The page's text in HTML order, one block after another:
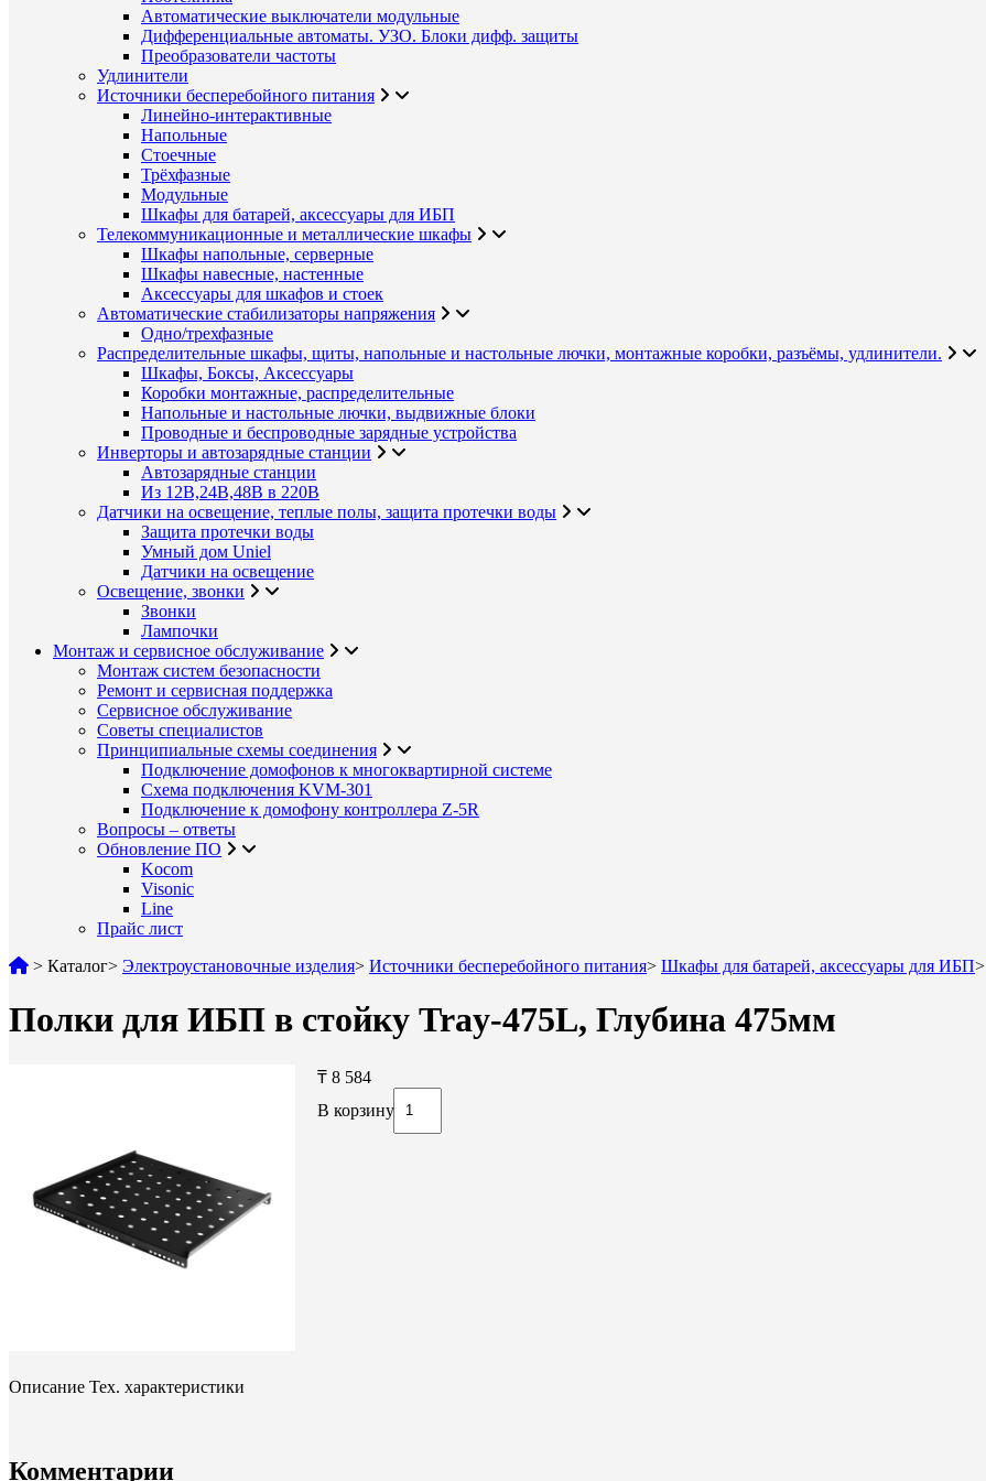
Автоматические выключатели модульные
Дифференциальные автоматы. УЗО. Блоки дифф. защиты
Преобразователи частоты
Удлинители
Источники бесперебойного питания
Линейно-интерактивные
Напольные
Стоечные
Трёхфазные
Модульные
Шкафы для батарей, аксессуары для ИБП
Телекоммуникационные и металлические шкафы
Шкафы напольные, серверные
Шкафы навесные, настенные
Аксессуары для шкафов и стоек
Автоматические стабилизаторы напряжения
Одно/трехфазные
Распределительные шкафы, щиты, напольные и настольные лючки, монтажные коробки, разъёмы, удлинители.
Шкафы, Боксы, Аксессуары
Коробки монтажные, распределительные
Напольные и настольные лючки, выдвижные блоки
Проводные и беспроводные зарядные устройства
Инверторы и автозарядные станции
Автозарядные станции
Из 12В,24В,48В в 220В
Датчики на освещение, теплые полы, защита протечки воды
Защита протечки воды
Умный дом Uniel
Датчики на освещение
Освещение, звонки
Звонки
Лампочки
Монтаж и сервисное обслуживание
Монтаж систем безопасности
Ремонт и сервисная поддержка
Сервисное обслуживание
Советы специалистов
Принципиальные схемы соединения
Подключение домофонов к многоквартирной системе
Схема подключения KVM-301
Подключение к домофону контроллера Z-5R
Вопросы – ответы
Обновление ПО
Kocom
Visonic
Line
Прайс лист
> Каталог> Электроустановочные изделия> Источники бесперебойного питания> Шкафы для батарей, аксессуары для ИБП>
Полки для ИБП в стойку Tray-475L, Глубина 475мм
₸ 8 584
В корзину
Описание Тех. характеристики
Комментарии